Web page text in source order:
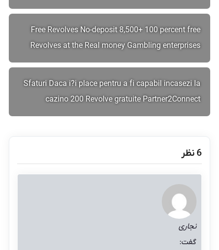
Free Revolves No-deposit 8,500+ 100 percent free
Revolves at the Real money Gambling enterprises
Sfaturi Daca i?i place pentru a fi capabil incasezi la
cazino 200 Revolve gratuite Partner2Connect
‫6 نظر
نجاری
گفت: